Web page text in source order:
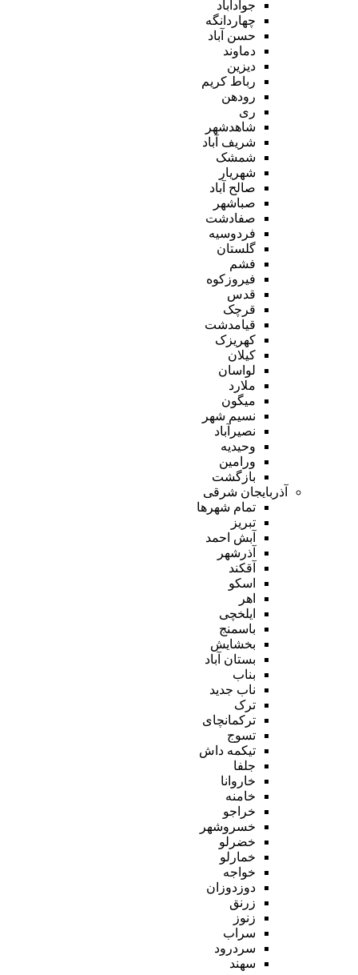
جوادآباد
چهاردانگه
حسن آباد
دماوند
دیزین
رباط کریم
رودهن
ری
شاهدشهر
شریف آباد
شمشک
شهریار
صالح آباد
صباشهر
صفادشت
فردوسیه
گلستان
فشم
فیروزکوه
قدس
قرچک
قیامدشت
کهریزک
کیلان
لواسان
ملارد
میگون
نسیم شهر
نصیرآباد
وحیدیه
ورامین
بازگشت
آذربایجان شرقی
تمام شهر‌ها
تبریز
آبش احمد
آذرشهر
آقکند
اسکو
اهر
ایلخچی
باسمنج
بخشایش
بستان آباد
بناب
ناب جدید
ترک
ترکمانچای
تسوج
تیکمه داش
جلفا
خاروانا
خامنه
خراجو
خسروشهر
خضرلو
خمارلو
خواجه
دوزدوزان
زرنق
زنوز
سراب
سردرود
سهند